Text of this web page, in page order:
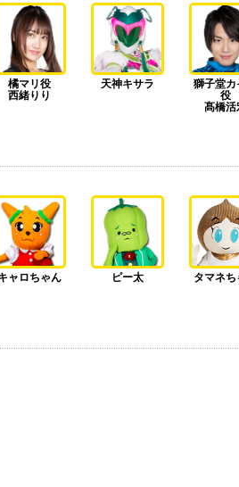
橘マリ役
西緒りり
天神キサラ 獅子堂カ
役
髙橋活
ャロちゃん ピー太 タマネ